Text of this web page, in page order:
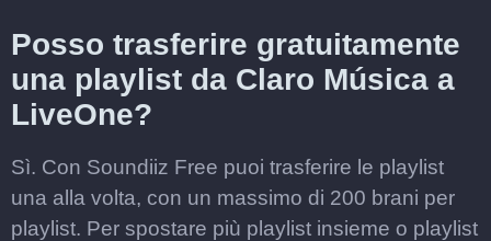
Posso trasferire gratuitamente
una playlist da Claro Música a
LiveOne?
Sì. Con Soundiiz Free puoi trasferire le playlist
una alla volta, con un massimo di 200 brani per
playlist. Per spostare più playlist insieme o playlist